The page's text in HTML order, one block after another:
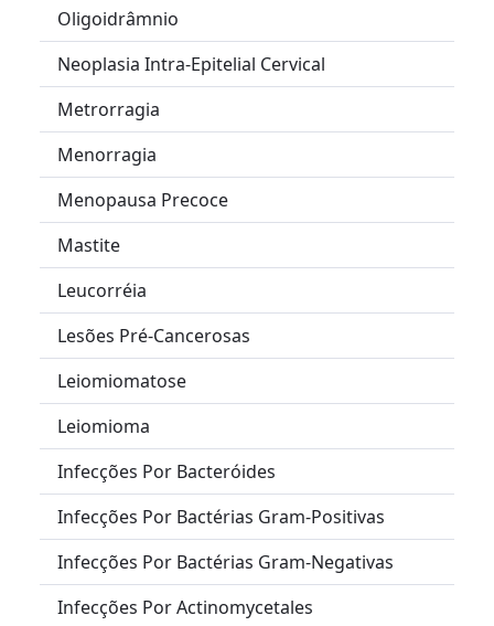
Oligoidrâmnio
Neoplasia Intra-Epitelial Cervical
Metrorragia
Menorragia
Menopausa Precoce
Mastite
Leucorréia
Lesões Pré-Cancerosas
Leiomiomatose
Leiomioma
Infecções Por Bacteróides
Infecções Por Bactérias Gram-Positivas
Infecções Por Bactérias Gram-Negativas
Infecções Por Actinomycetales